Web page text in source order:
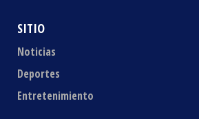
SITIO
Noticias
Deportes
Entretenimiento